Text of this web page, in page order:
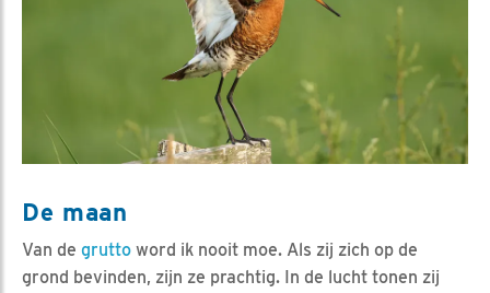
De maan
Van de grutto word ik nooit moe. Als zij zich op de
grond bevinden, zijn ze prachtig. In de lucht tonen zij